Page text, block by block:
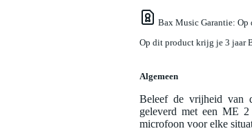
Bax Music Garantie: Op
Op dit product krijg je 3 jaar
Algemeen
Beleef de vrijheid van
geleverd met een ME
microfoon voor elke